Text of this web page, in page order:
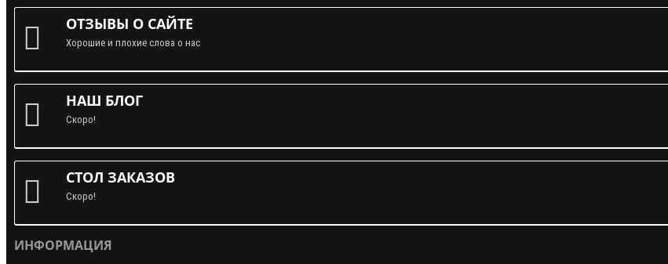
ОТЗЫВЫ О САЙТЕ
Хорошие и плохие слова о нас
НАШ БЛОГ
Скоро!
СТОЛ ЗАКАЗОВ
Скоро!
ИНФОРМАЦИЯ